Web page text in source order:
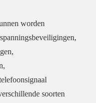
worden
soorten